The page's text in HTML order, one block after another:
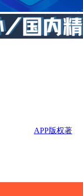
APP版权著